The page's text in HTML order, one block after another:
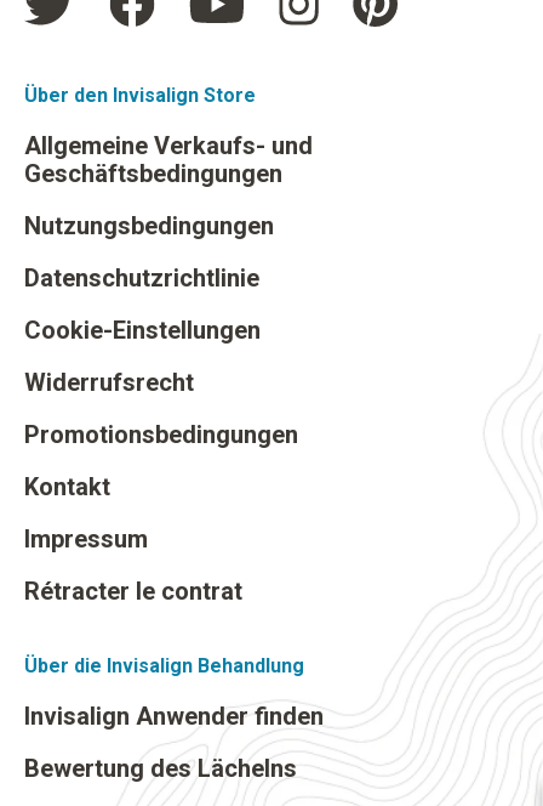
Über den Invisalign Store
Allgemeine Verkaufs- und
Geschäftsbedingungen
Nutzungsbedingungen
Datenschutzrichtlinie
Cookie-Einstellungen
Widerrufsrecht
Promotionsbedingungen
Kontakt
Impressum
Rétracter le contrat
Über die Invisalign Behandlung
Invisalign Anwender finden
Bewertung des Lächelns